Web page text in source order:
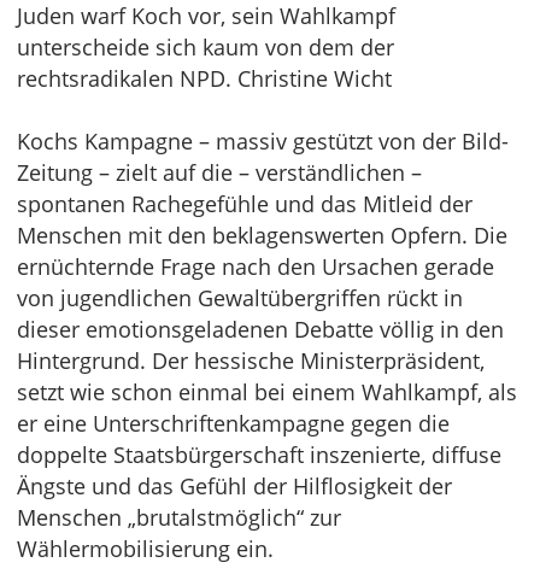
Juden warf Koch vor, sein Wahlkampf
unterscheide sich kaum von dem der
rechtsradikalen NPD. Christine Wicht
Kochs Kampagne – massiv gestützt von der Bild-
Zeitung – zielt auf die – verständlichen –
spontanen Rachegefühle und das Mitleid der
Menschen mit den beklagenswerten Opfern. Die
ernüchternde Frage nach den Ursachen gerade
von jugendlichen Gewaltübergriffen rückt in
dieser emotionsgeladenen Debatte völlig in den
Hintergrund. Der hessische Ministerpräsident,
setzt wie schon einmal bei einem Wahlkampf, als
er eine Unterschriftenkampagne gegen die
doppelte Staatsbürgerschaft inszenierte, diffuse
Ängste und das Gefühl der Hilflosigkeit der
Menschen „brutalstmöglich“ zur
Wählermobilisierung ein.